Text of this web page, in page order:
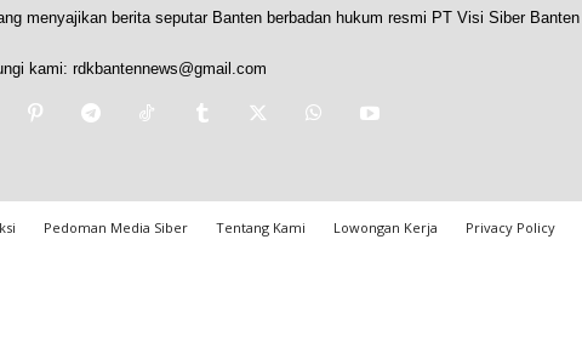
menyajikan berita seputar Banten berbadan hukum resmi PT Visi Siber Banten
kami: rdkbantennews@gmail.com
Pedoman Media Siber Tentang Kami Lowongan Kerja Privacy Policy